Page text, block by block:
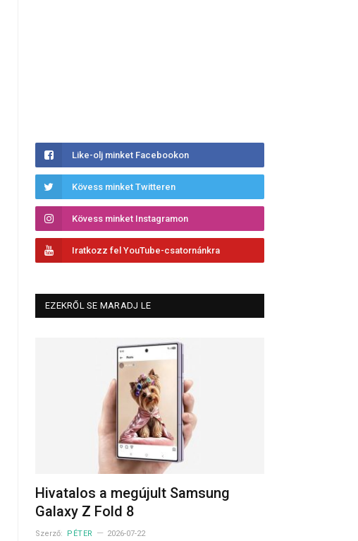
Like-olj minket Facebookon
Kövess minket Twitteren
Kövess minket Instagramon
Iratkozz fel YouTube-csatornánkra
EZEKRŐL SE MARADJ LE
Hivatalos a megújult Samsung
Galaxy Z Fold 8
Szerző: PÉTER 2026-07-22